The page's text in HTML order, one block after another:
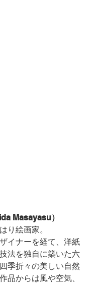
Masayasu）
り絵画家。
イナーを経て、洋紙
法を独自に築いた六
季折々の美しい自然
品からは風や空気、